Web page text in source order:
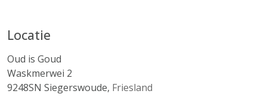
Locatie
Oud is Goud
Waskmerwei 2
9248SN Siegerswoude, Friesland